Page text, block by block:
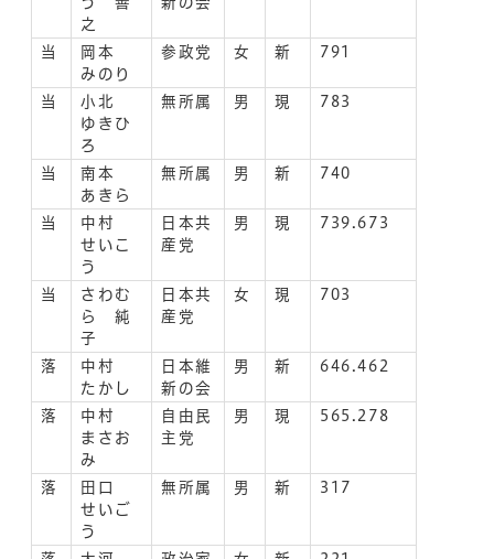
之
当
岡本
みのり
参政党 女 新 791
当
小北
ゆきひ
ろ
無所属 男 現 783
当
南本
あきら
無所属 男 新 740
当
中村
せいこ
う
日本共
産党
男 現 739.673
当
さわむ
ら 純
子
日本共
産党
女 現 703
落
中村
たかし
日本維
新の会
男 新 646.462
落
中村
まさお
み
自由民
主党
男 現 565.278
落
田口
せいご
う
無所属 男 新 317